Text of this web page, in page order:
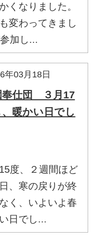
くなりました。
変わってきまし
加し...
年03月18日
奉仕団 ３月17
暖かい日でし
度、２週間ほど
、寒の戻りが終
く、いよいよ春
日でし...